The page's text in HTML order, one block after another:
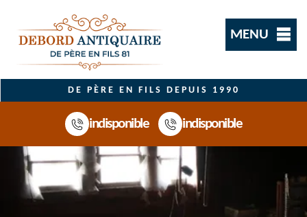
MENU
DE PÈRE EN FILS DEPUIS 1990
indisponible indisponible